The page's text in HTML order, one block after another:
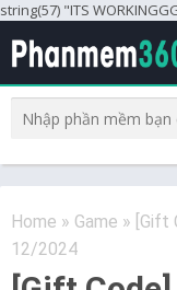
string(57) "ITS
Home » Game » [Gift
12/2024